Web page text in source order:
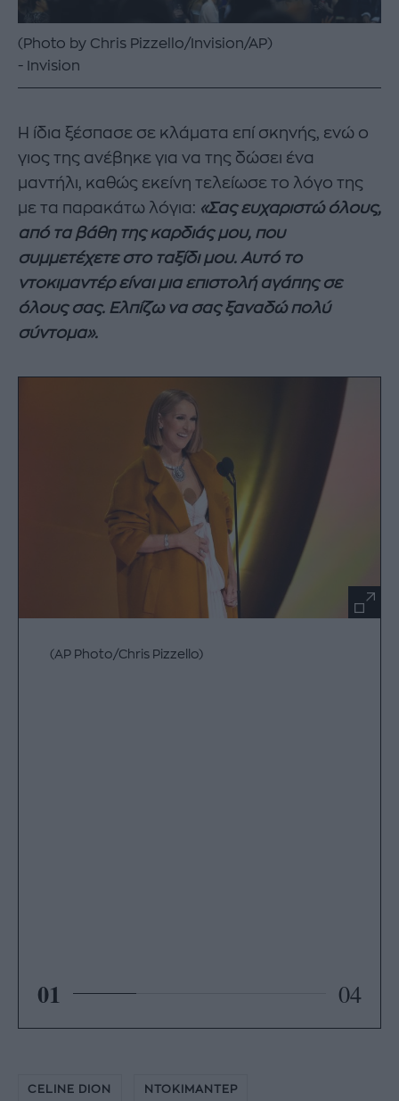
(Photo by Chris Pizzello/Invision/AP)
Invision
Η ίδια ξέσπασε σε κλάματα επί σκηνής, ενώ ο
γιος της ανέβηκε για να της δώσει ένα
μαντήλι, καθώς εκείνη τελείωσε το λόγο της
με τα παρακάτω λόγια: «Σας ευχαριστώ όλους,
από τα βάθη της καρδιάς μου, που
συμμετέχετε στο ταξίδι μου. Αυτό το
ντοκιμαντέρ είναι μια επιστολή αγάπης σε
όλους σας. Ελπίζω να σας ξαναδώ πολύ
σύντομα».
(AP Photo/Chris Pizzello)
01 04
CELINE DION ΝΤΟΚΙΜΑΝΤΕΡ